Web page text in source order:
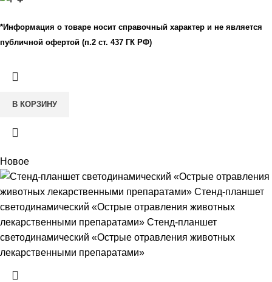
*Информация о товаре носит справочный характер и не является
публичной офертой (п.2 ст. 437 ГК РФ)
В КОРЗИНУ
Новое